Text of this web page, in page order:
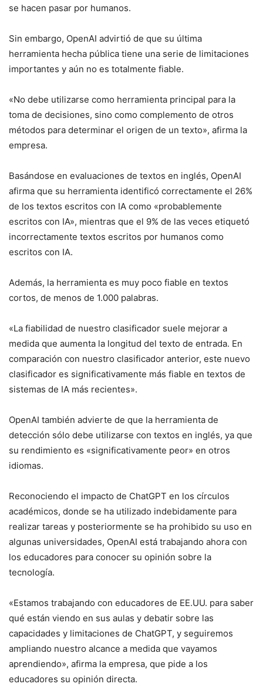
se hacen pasar por humanos.
Sin embargo, OpenAI advirtió de que su última
herramienta hecha pública tiene una serie de limitaciones
importantes y aún no es totalmente fiable.
«No debe utilizarse como herramienta principal para la
toma de decisiones, sino como complemento de otros
métodos para determinar el origen de un texto», afirma la
empresa.
Basándose en evaluaciones de textos en inglés, OpenAI
afirma que su herramienta identificó correctamente el 26%
de los textos escritos con IA como «probablemente
escritos con IA», mientras que el 9% de las veces etiquetó
incorrectamente textos escritos por humanos como
escritos con IA.
Además, la herramienta es muy poco fiable en textos
cortos, de menos de 1.000 palabras.
«La fiabilidad de nuestro clasificador suele mejorar a
medida que aumenta la longitud del texto de entrada. En
comparación con nuestro clasificador anterior, este nuevo
clasificador es significativamente más fiable en textos de
sistemas de IA más recientes».
OpenAI también advierte de que la herramienta de
detección sólo debe utilizarse con textos en inglés, ya que
su rendimiento es «significativamente peor» en otros
idiomas.
Reconociendo el impacto de ChatGPT en los círculos
académicos, donde se ha utilizado indebidamente para
realizar tareas y posteriormente se ha prohibido su uso en
algunas universidades, OpenAI está trabajando ahora con
los educadores para conocer su opinión sobre la
tecnología.
«Estamos trabajando con educadores de EE.UU. para saber
qué están viendo en sus aulas y debatir sobre las
capacidades y limitaciones de ChatGPT, y seguiremos
ampliando nuestro alcance a medida que vayamos
aprendiendo», afirma la empresa, que pide a los
educadores su opinión directa.